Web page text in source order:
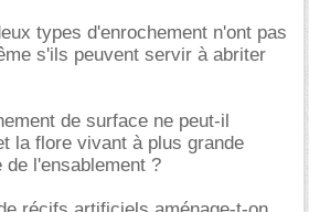
types d'enrochement n'ont pas
s'ils peuvent servir à abriter
de surface ne peut-il
la flore vivant à plus grande
de l'ensablement ?